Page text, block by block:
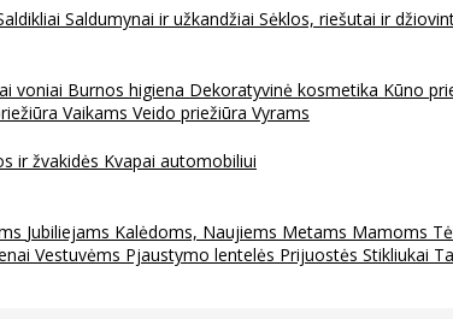
Saldumynai ir užkandžiai Sėklos, riešutai ir
voniai Burnos higiena Dekoratyvinė kosmetika Kūno
Vaikams Veido priežiūra Vyrams
ir žvakidės Kvapai automobiliui
Jubiliejams Kalėdoms, Naujiems Metams Mamoms
Vestuvėms Pjaustymo lentelės Prijuostės Stikliukai